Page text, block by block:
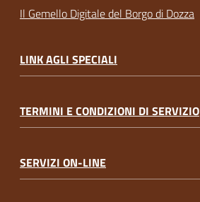
Il Gemello Digitale del Borgo di Dozza
LINK AGLI SPECIALI
TERMINI E CONDIZIONI DI SERVIZIO
SERVIZI ON-LINE